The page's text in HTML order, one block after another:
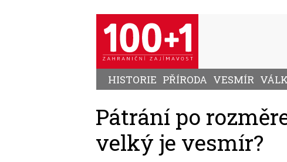
HISTORIE PŘÍRODA VESMÍR
Pátrání po
velký je vesmír?